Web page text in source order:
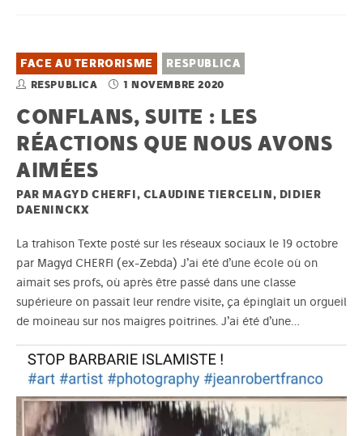
FACE AU TERRORISME RESPUBLICA
RESPUBLICA 1 NOVEMBRE 2020
CONFLANS, SUITE : LES
RÉACTIONS QUE NOUS AVONS
AIMÉES
PAR MAGYD CHERFI, CLAUDINE TIERCELIN, DIDIER
DAENINCKX
La trahison Texte posté sur les réseaux sociaux le 19 octobre
par Magyd CHERFI (ex-Zebda) J’ai été d’une école où on
aimait ses profs, où après être passé dans une classe
supérieure on passait leur rendre visite, ça épinglait un orgueil
de moineau sur nos maigres poitrines. J’ai été d’une…